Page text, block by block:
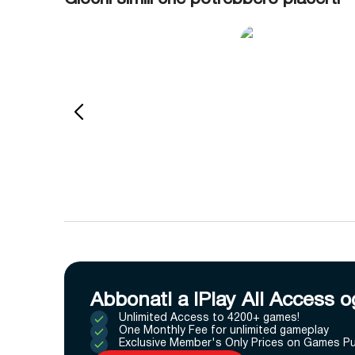
Abbonati a IPlay All Access
Unlimited Access to 4200+ games!
One Monthly Fee for unlimited gameplay
Exclusive Member's Only Prices on Games